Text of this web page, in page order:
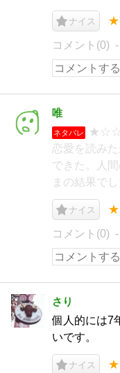
ナイス
コメント(0)
唯
ネタバレ
恋愛を読み
できた。人
まの結果でし
ナイス
コメント(0)
さり
個人的には7
いです。
ナイス